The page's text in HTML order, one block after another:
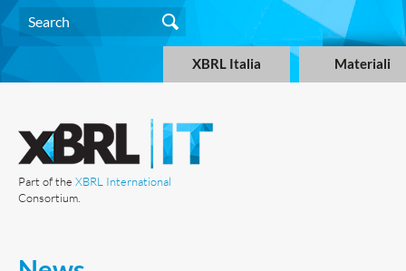
XBRL Italia Materiali
Part of the XBRL International
Consortium.